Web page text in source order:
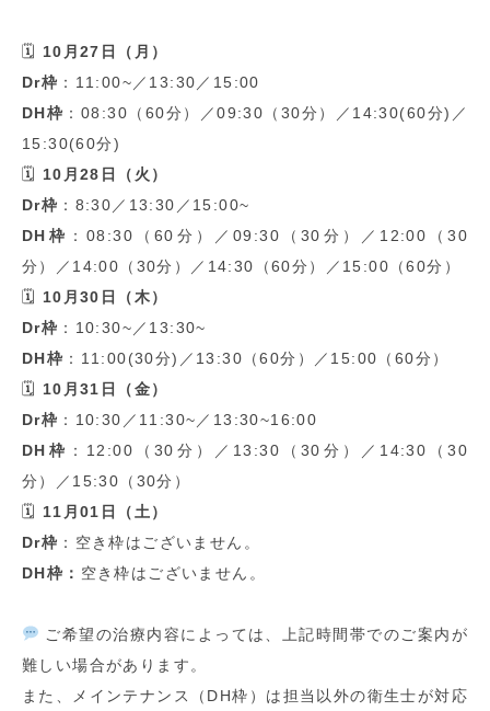
🗓 10 月27 日（月）
Dr枠 ： 11:00~ ／ 13:30 ／ 15:00
DH枠 ： 08:30 （ 60分）／09:30 （ 30分）／ 14:30(60分) ／
15:30(60分)
🗓
10 月28 日（火）
Dr枠 ： 8:30 ／ 13:30 ／ 15:00~
DH 枠 ： 08:30 （ 60 分）／09:30 （30 分）／ 12:00 （30
分）／ 14:00 （ 30分）／ 14:30 （60分）／ 15:00 （60分）
🗓
10 月30 日（木）
Dr枠 ： 10:30~ ／ 13:30~
DH枠 ： 11:00(30分) ／ 13:30 （60分）／ 15:00 （ 60分）
🗓
10 月31 日（金）
Dr枠 ： 10:30 ／ 11:30~ ／ 13:30~16:00
DH 枠 ： 12:00 （ 30 分）／ 13:30 （30 分）／ 14:30 （30
分）／ 15:30 （ 30分）
🗓
11 月01 日（土）
Dr枠 ：空き枠はございません。
DH枠： 空き枠はございません。
ご希望の治療内容によっては、上記時間帯でのご案内が
難しい場合があります。
また、メインテナンス（ DH枠）は担当以外の衛生士が対応